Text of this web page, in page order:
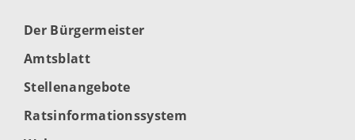
Der Bürgermeister
Amtsblatt
Stellenangebote
Ratsinformationssystem